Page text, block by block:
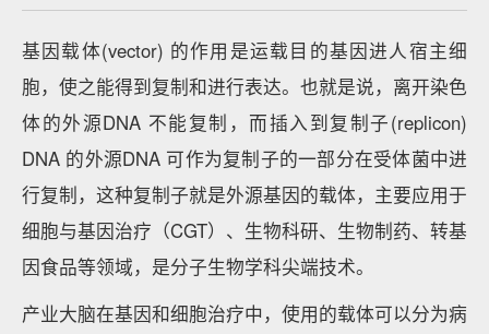
基因载体(vector) 的作用是运载目的基因进人宿主细
胞，使之能得到复制和进行表达。也就是说，离开染色
体的外源DNA 不能复制，而插入到复制子(replicon)
DNA 的外源DNA 可作为复制子的一部分在受体菌中进
行复制，这种复制子就是外源基因的载体，主要应用于
细胞与基因治疗（CGT）、生物科研、生物制药、转基
因食品等领域，是分子生物学科尖端技术。
产业大脑在基因和细胞治疗中，使用的载体可以分为病